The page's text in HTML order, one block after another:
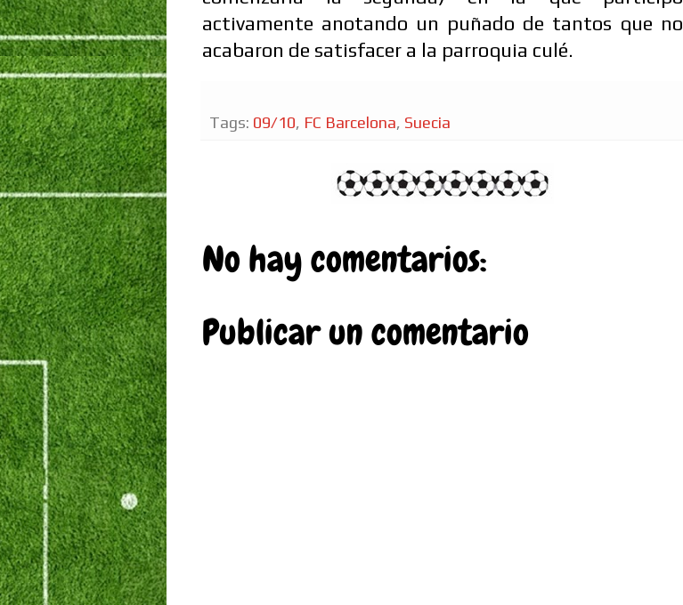
activamente anotando un puñado de tantos que no
acabaron de satisfacer a la parroquia culé.
Tags: 09/10, FC Barcelona, Suecia
No hay comentarios:
Publicar un comentario